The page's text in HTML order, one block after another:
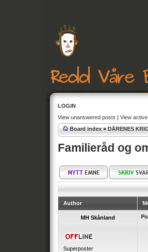
LOGIN
View unanswered posts | View
Board index » DÅRENES
Familieråd og
Author
MH Skånland
Superposter